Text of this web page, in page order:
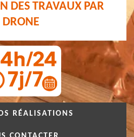
DES TRAVAUX PAR
DRONE
RÉALISATIONS